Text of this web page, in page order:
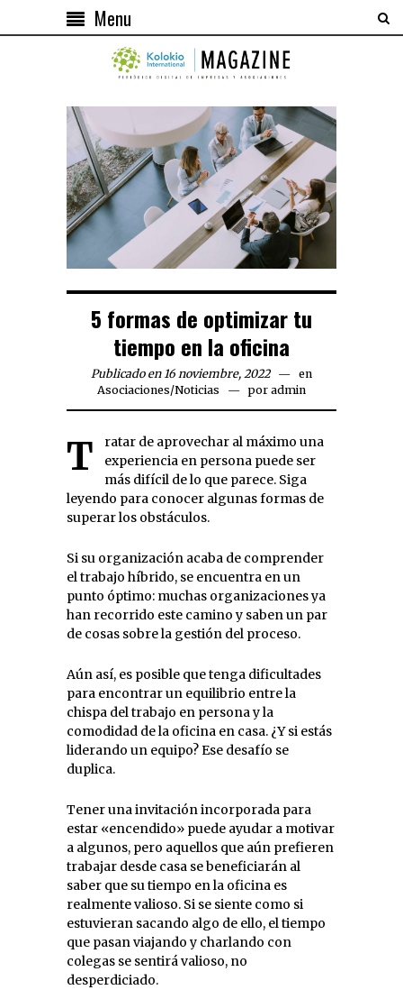
Menu
5 formas de optimizar tu
tiempo en la oficina
Publicado en 16 noviembre, 2022
en
Asociaciones/Noticias por admin
Tratar de aprovechar al máximo una
experiencia en persona puede ser
más difícil de lo que parece. Siga
leyendo para conocer algunas formas de
superar los obstáculos.
Si su organización acaba de comprender
el trabajo híbrido, se encuentra en un
punto óptimo: muchas organizaciones ya
han recorrido este camino y saben un par
de cosas sobre la gestión del proceso.
Aún así, es posible que tenga dificultades
para encontrar un equilibrio entre la
chispa del trabajo en persona y la
comodidad de la oficina en casa. ¿Y si estás
liderando un equipo? Ese desafío se
duplica.
Tener una invitación incorporada para
estar «encendido» puede ayudar a motivar
a algunos, pero aquellos que aún prefieren
trabajar desde casa se beneficiarán al
saber que su tiempo en la oficina es
realmente valioso. Si se siente como si
estuvieran sacando algo de ello, el tiempo
que pasan viajando y charlando con
colegas se sentirá valioso, no
desperdiciado.